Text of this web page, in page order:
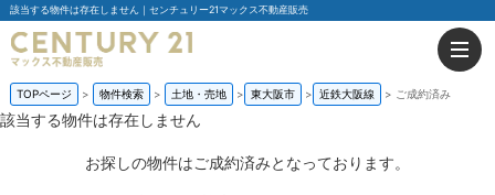
該当する物件は存在しません｜センチュリー21マックス不動産販売
TOPページ 物件検索 土地・売地 東大阪市 近鉄大阪線 ご成約済み
該当する物件は存在しません
お探しの物件はご成約済みとなっております。